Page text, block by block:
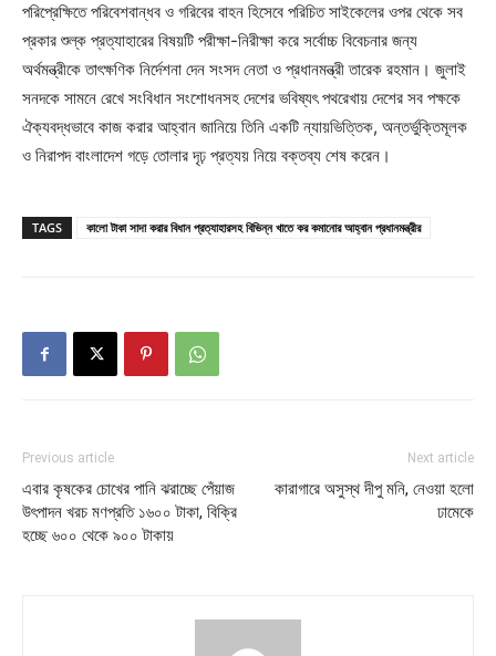
পরিপ্রেক্ষিতে পরিবেশবান্ধব ও গরিবের বাহন হিসেবে পরিচিত সাইকেলের ওপর থেকে সব
প্রকার শুল্ক প্রত্যাহারের বিষয়টি পরীক্ষা-নিরীক্ষা করে সর্বোচ্চ বিবেচনার জন্য
অর্থমন্ত্রীকে তাৎক্ষণিক নির্দেশনা দেন সংসদ নেতা ও প্রধানমন্ত্রী তারেক রহমান। জুলাই
সনদকে সামনে রেখে সংবিধান সংশোধনসহ দেশের ভবিষ্যৎ পথরেখায় দেশের সব পক্ষকে
ঐক্যবদ্ধভাবে কাজ করার আহ্বান জানিয়ে তিনি একটি ন্যায়ভিত্তিক, অন্তর্ভুক্তিমূলক
ও নিরাপদ বাংলাদেশ গড়ে তোলার দৃঢ় প্রত্যয় নিয়ে বক্তব্য শেষ করেন।
TAGS কালো টাকা সাদা করার বিধান প্রত্যাহারসহ বিভিন্ন খাতে কর কমানোর আহ্বান প্রধানমন্ত্রীর
Previous article
এবার কৃষকের চোখের পানি ঝরাচ্ছে পেঁয়াজ
উৎপাদন খরচ মণপ্রতি ১৬০০ টাকা, বিক্রি
হচ্ছে ৬০০ থেকে ৯০০ টাকায়
Next article
কারাগারে অসুস্থ দীপু মনি, নেওয়া হলো
ঢামেকে